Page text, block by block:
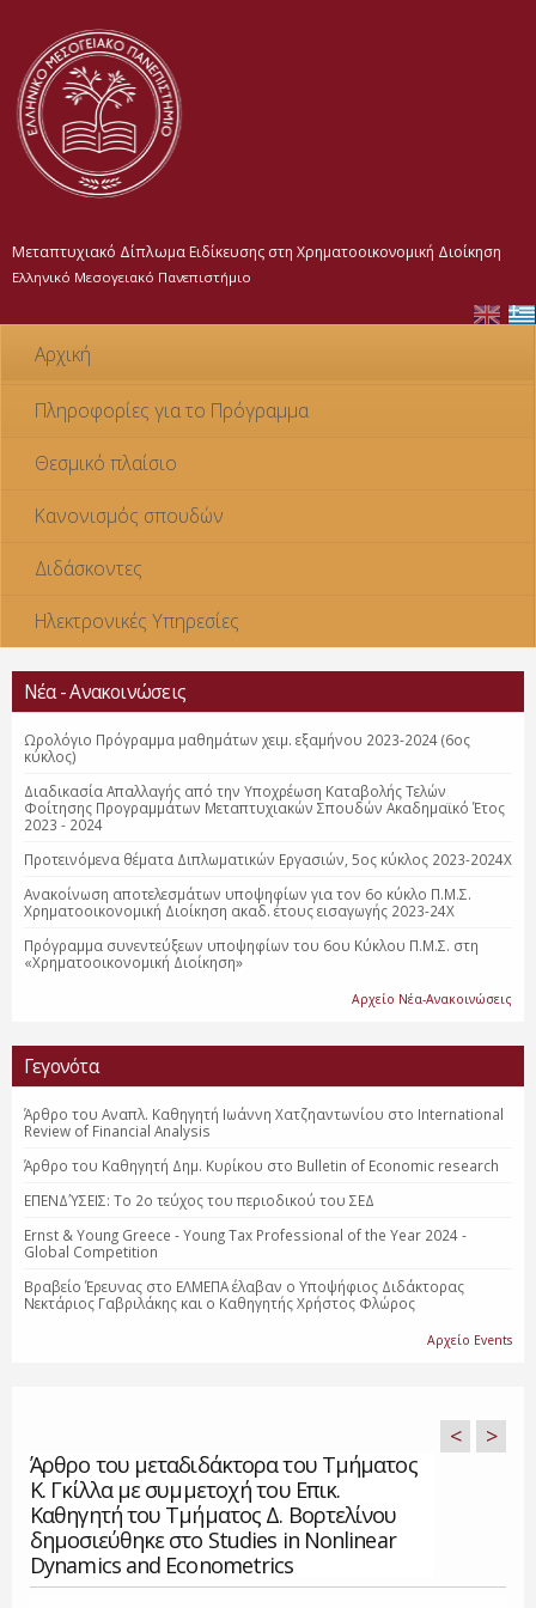
Μεταπτυχιακό Δίπλωμα Ειδίκευσης στη Χρηματοοικονομική Διοίκηση
Ελληνικό Μεσογειακό Πανεπιστήμιο
Αρχική
Πληροφορίες για το Πρόγραμμα
Θεσμικό πλαίσιο
Κανονισμός σπουδών
Διδάσκοντες
Ηλεκτρονικές Υπηρεσίες
Νέα - Ανακοινώσεις
Ωρολόγιο Πρόγραμμα μαθημάτων χειμ. εξαμήνου 2023-2024 (6ος
κύκλος)
Διαδικασία Απαλλαγής από την Υποχρέωση Καταβολής Τελών
Φοίτησης Προγραμμάτων Μεταπτυχιακών Σπουδών Ακαδημαϊκό Έτος
2023 - 2024
Προτεινόμενα θέματα Διπλωματικών Εργασιών, 5ος κύκλος 2023-2024Χ
Ανακοίνωση αποτελεσμάτων υποψηφίων για τον 6ο κύκλο Π.Μ.Σ.
Χρηματοοικονομική Διοίκηση ακαδ. έτους εισαγωγής 2023-24Χ
Πρόγραμμα συνεντεύξεων υποψηφίων του 6ου Κύκλου Π.Μ.Σ. στη
«Χρηματοοικονομική Διοίκηση»
Αρχείο Νέα-Ανακοινώσεις
Γεγονότα
Άρθρο του Αναπλ. Καθηγητή Ιωάννη Χατζηαντωνίου στο International
Review of Financial Analysis
Άρθρο του Καθηγητή Δημ. Κυρίκου στο Bulletin of Economic research
ΕΠΕΝΔΎΣΕΙΣ: Το 2o τεύχος του περιοδικού του ΣΕΔ
Ernst & Young Greece - Young Tax Professional of the Year 2024 -
Global Competition
Βραβείο Έρευνας στο ΕΛΜΕΠΑ έλαβαν ο Υποψήφιος Διδάκτορας
Νεκτάριος Γαβριλάκης και ο Καθηγητής Χρήστος Φλώρος
Αρχείο Events
Άρθρο του μεταδιδάκτορα του Τμήματος
Κ. Γκίλλα με συμμετοχή του Επικ.
Καθηγητή του Τμήματος Δ. Βορτελίνου
δημοσιεύθηκε στο Studies in Nonlinear
Dynamics and Econometrics
< >